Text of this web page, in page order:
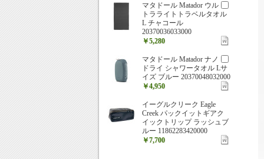
マタドール Matador ウル
トラライトトラベルタオル
L チャコール
20370036033000
￥5,280
マタドール Matador ナノ
ドライ シャワータオル Lサ
イズ ブルー 20370048032000
￥4,950
イーグルクリーク Eagle
Creek パックイットギアク
イックトリップ ラッシュブ
ルー 11862283420000
￥7,700